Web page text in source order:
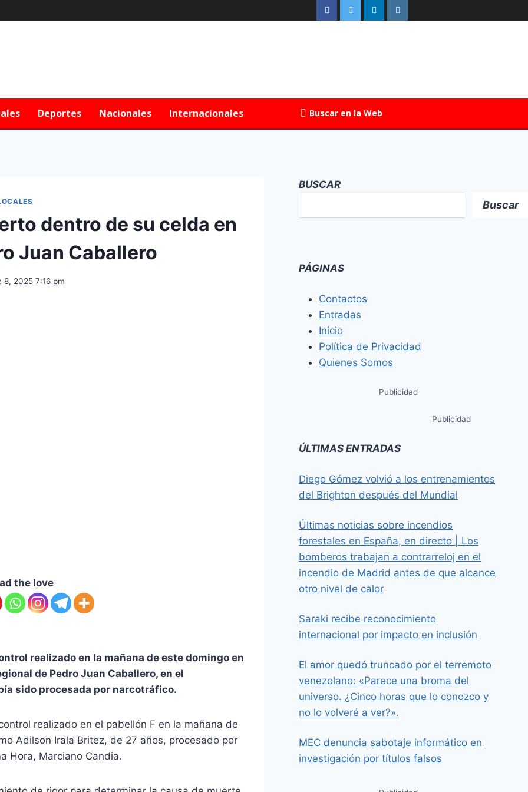
Deportes Nacionales Internacionales Buscar en la Web
dentro de su celda en
Juan Caballero
8, 2025 7:16 pm
the love
realizado en la mañana de este domingo en
de Pedro Juan Caballero, en el
sido procesada por narcotráfico.
realizado en el pabellón F en la mañana de
Adilson Irala Britez, de 27 años, procesado por
Hora, Marciano Candia.
BUSCAR
Buscar
PÁGINAS
Contactos
Entradas
Inicio
Política de Privacidad
Quienes Somos
Publicidad
Publicidad
ÚLTIMAS ENTRADAS
Diego Gómez volvió a los entrenamientos
del Brighton después del Mundial
Últimas noticias sobre incendios
forestales en España, en directo | Los
bomberos trabajan a contrarreloj en el
incendio de Madrid antes de que alcance
otro nivel de calor
Saraki recibe reconocimiento
internacional por impacto en inclusión
El amor quedó truncado por el terremoto
venezolano: «Parece una broma del
universo. ¿Cinco horas que lo conozco y
no lo volveré a ver?».
MEC denuncia sabotaje informático en
investigación por títulos falsos